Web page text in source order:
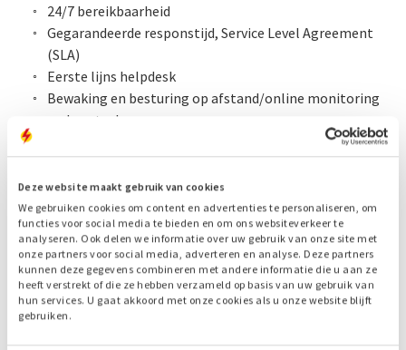
Deze website maakt gebruik van cookies
We gebruiken cookies om content en advertenties te personaliseren, om
functies voor social media te bieden en om ons websiteverkeer te
analyseren. Ook delen we informatie over uw gebruik van onze site met
onze partners voor social media, adverteren en analyse. Deze partners
kunnen deze gegevens combineren met andere informatie die u aan ze
heeft verstrekt of die ze hebben verzameld op basis van uw gebruik van
hun services. U gaat akkoord met onze cookies als u onze website blijft
gebruiken.
24/7 bereikbaarheid
Gegarandeerde responstijd, Service Level Agreement
(SLA)
Eerste lijns helpdesk
Bewaking en besturing op afstand/online monitoring
and control
Brandstofservice, vervangen op basis van
brandstofveroudering of analyseresultaat
Leveren van een complete (tijdelijke) installatie,
installatiecomponenten en onderdelen
Storingsanalyse met behulp van:
Visuele inspectie
Endoscopie
Thermografie